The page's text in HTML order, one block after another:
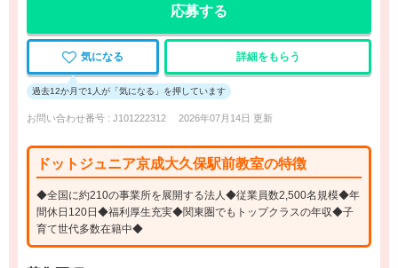
応募する
気になる 詳細をもらう
過去12か月で1人が「気になる」を押しています
お問い合わせ番号 : J101222312 2026年07月14日 更新
ドットジュニア京成大久保駅前教室の特徴
◆全国に約210の事業所を展開する法人◆従業員数2,500名規模◆年
間休日120日◆福利厚生充実◆関東圏でもトップクラスの年収◆子
育て世代多数在籍中◆